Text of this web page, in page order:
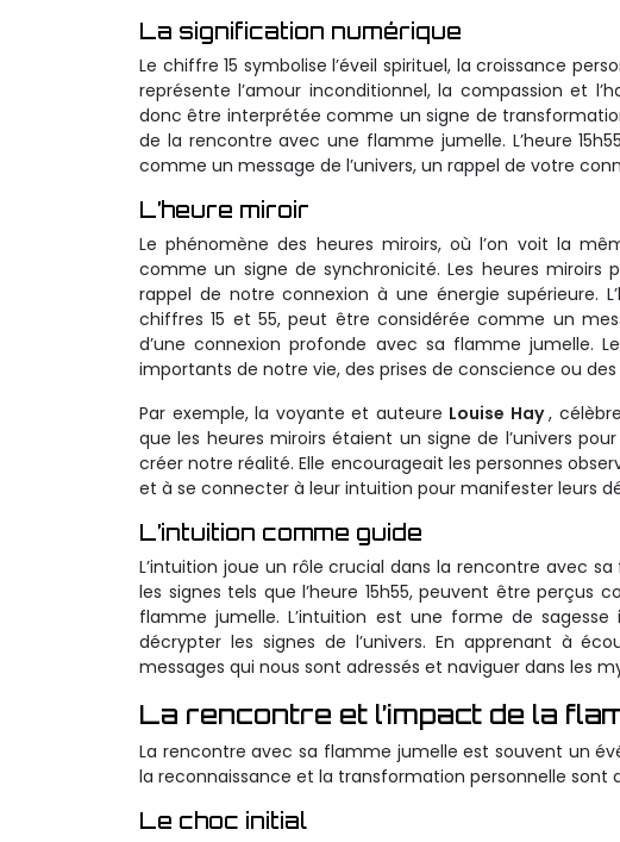
La signification numérique
Le chiffre 15 symbolise l’éveil spirituel, la croissance
représente l’amour inconditionnel, la compassion et
donc être interprétée comme un signe de
de la rencontre avec une flamme jumelle. L’heure
comme un message de l’univers, un rappel de votre
L’heure miroir
Le phénomène des heures miroirs, où l’on voit la
comme un signe de synchronicité. Les heures miroirs
rappel de notre connexion à une énergie supérieure.
chiffres 15 et 55, peut être considérée comme un
d’une connexion profonde avec sa flamme jumelle.
importants de notre vie, des prises de conscience ou
Par exemple, la voyante et auteure Louise Hay,
que les heures miroirs étaient un signe de l’univers
créer notre réalité. Elle encourageait les personnes
et à se connecter à leur intuition pour manifester leurs
L’intuition comme guide
L’intuition joue un rôle crucial dans la rencontre avec
les signes tels que l’heure 15h55, peuvent être perçus
flamme jumelle. L’intuition est une forme de
décrypter les signes de l’univers. En apprenant à
messages qui nous sont adressés et naviguer dans les
La rencontre et l’impact de la
La rencontre avec sa flamme jumelle est souvent un
la reconnaissance et la transformation personnelle
Le choc initial